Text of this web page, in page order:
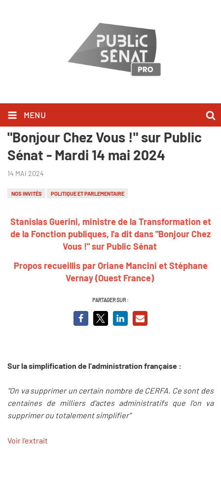
MENU
Stanislas Guerini l'a dit dans
"Bonjour Chez Vous !" sur Public
Sénat - Mardi 14 mai 2024
14 MAI 2024
NOS INVITÉS POLITIQUE ET PARLEMENTAIRE
Stanislas Guerini, ministre de la Transformation et
de la Fonction publiques, l'a dit dans "Bonjour Chez
Vous !" sur Public Sénat
Propos recueillis par Oriane Mancini et Stéphane
Vernay (Ouest France)
PARTAGER SUR :
Sur la simplification de l'administration française :
"On va supprimer un certain nombre de CERFA. Ce sont des
centaines de milliers d'actes administratifs que l'on va
supprimer ou totalement simplifier"
Voir l'extrait